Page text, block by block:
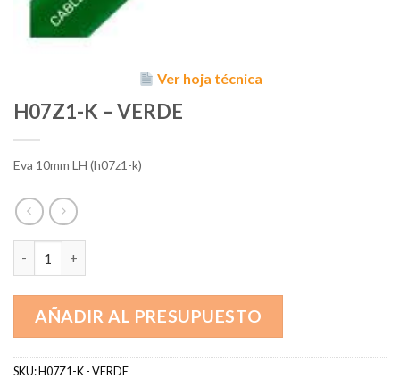
Ver hoja técnica
H07Z1-K – VERDE
Eva 10mm LH (h07z1-k)
AÑADIR AL PRESUPUESTO
SKU:H07Z1-K - VERDE